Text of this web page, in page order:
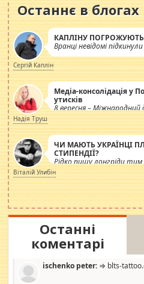
Останнє в блогах
КАПЛІНУ
Вранці невідомі
Сергій Каплін
Медіа-консолідація у
утисків
8 вересня – Міжнародний
журналістів.
Надія Труш
ЧИ МАЮТЬ УКРАЇНЦІ
СТИПЕНДІЇ?
Рідко пишу лонгріди
просто дістало!
навколо
роздувається ще одна
Віталій Улибін
Останні
коментарі
ischenko peter: ⇒ blts-